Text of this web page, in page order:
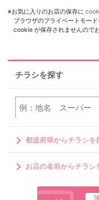
※お気に入りのお店の保存に
ブラウザのプライベートモー
cookie が保存されませんので
チラシを探す
都道府県からチラシを
お店の名前からチラシ